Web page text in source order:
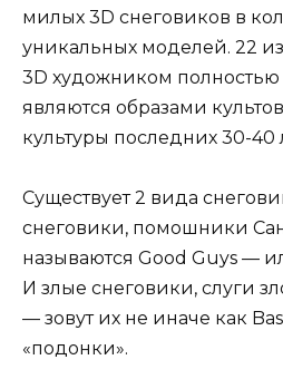
милых 3D снеговиков в
уникальных моделей. 22
3D художником
являются образами
культуры последних 30-40
Существует 2 вида
снеговики, помошники
называются Good Guys —
И злые снеговики, слуги
— зовут их не иначе как
«подонки».